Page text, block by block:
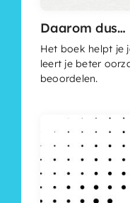
Daarom dus…
Het boek helpt je
leert je beter
beoordelen.